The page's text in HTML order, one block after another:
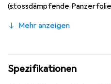
(stossdämpfende
Fotos), blasenfrei und
entspiegelnd), ca. 0,2 mm
Fingerprint Beschichtung. 10
Markenprodukt made in
Mehr anzeigen
Spezifikationen